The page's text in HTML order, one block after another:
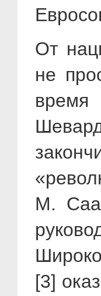
От
не
М.
[3]